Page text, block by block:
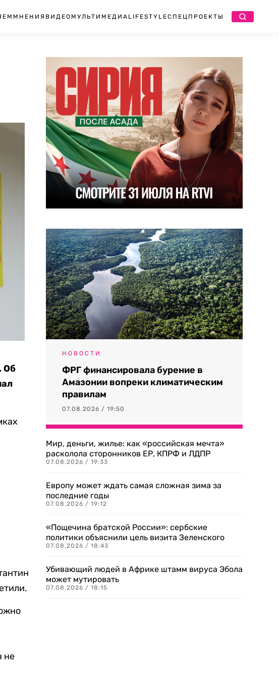
МНЕНИЯ ВИДЕО МУЛЬТИМЕДИА LIFESTYLEСПЕЦПРОЕКТЫ
Об
не
НОВОСТИ
ФРГ финансировала бурение в
Амазонии вопреки климатическим
правилам
07.08.2026 / 19:50
Мир, деньги, жилье: как «российская мечта»
расколола сторонников ЕР, КПРФ и ЛДПР
07.08.2026 / 19:33
Европу может ждать самая сложная зима за
последние годы
07.08.2026 / 19:12
«Пощечина братской России»: сербские
политики объяснили цель визита Зеленского
07.08.2026 / 18:43
Убивающий людей в Африке штамм вируса Эбола
может мутировать
07.08.2026 / 18:15